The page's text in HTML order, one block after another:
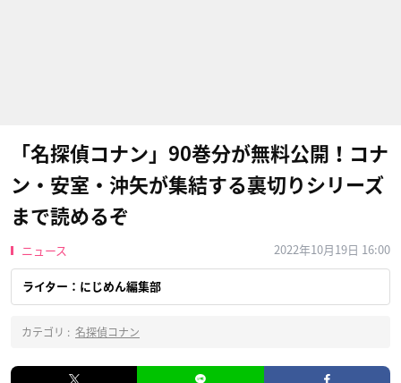
「名探偵コナン」90巻分が無料公開！コナ
ン・安室・沖矢が集結する裏切りシリーズ
まで読めるぞ
ニュース 2022年10月19日 16:00
ライター：にじめん編集部
カテゴリ : 名探偵コナン